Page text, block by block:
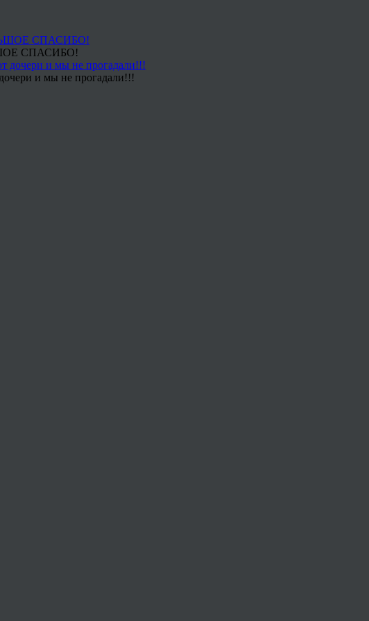
СПАСИБО!
и мы не прогадали!!!